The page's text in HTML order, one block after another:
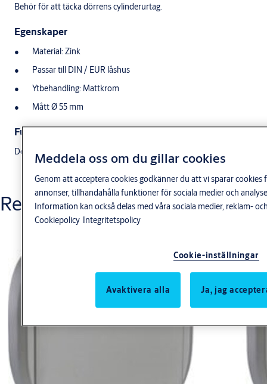
Behör för att täcka dörrens cylinderurtag.
Egenskaper
Material: Zink
Passar till DIN / EUR låshus
Ytbehandling: Mattkrom
Mått Ø 55 mm
Funktion
Dekorativa täckskyltar för att täcka dörrens cylinderurtag.
Relaterade produkter
Meddela oss om du gillar cookies
Genom att acceptera cookies godkänner du att vi sparar cookies
annonser, tillhandahålla funktioner för sociala medier och
Information kan också delas med våra sociala medier, reklam-
Cookiepolicy Integritetspolicy
Cookie-inställningar
Avaktivera alla Ja, jag